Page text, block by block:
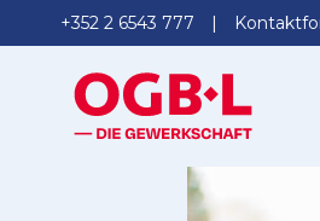
+352 2 6543 777